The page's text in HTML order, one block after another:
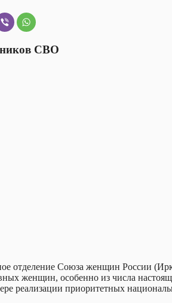
СВО
отделение Союза женщин России
женщин, особенно из числа
реализации приоритетных